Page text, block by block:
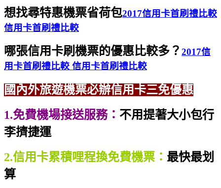
想找尋特惠機票省荷包2017信用卡首刷禮比較
信用卡首刷禮比較
哪張信用卡刷機票的優惠比較多？ 2017信
用卡首刷禮比較 信用卡首刷禮比較
國內外旅遊機票必辦信用卡三免優惠
1.免費機場接送服務： 不用提著大小包行
李擠捷運
2.信用卡累積哩程換免費機票： 最快最划
算